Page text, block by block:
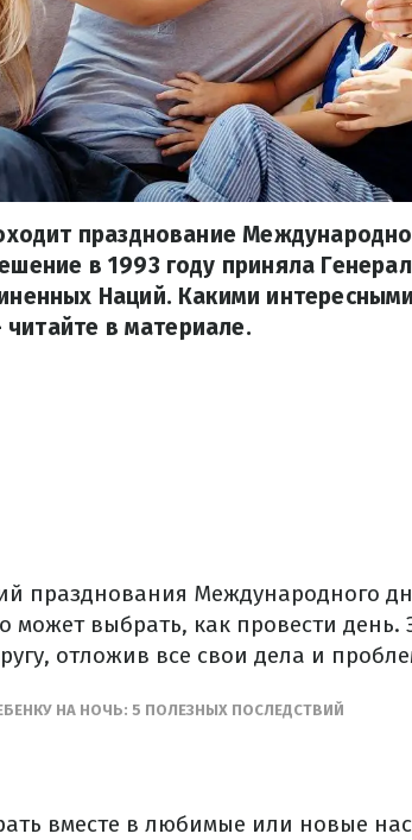
празднование
в 1993 году приняла
Наций. Какими
читайте в материале.
празднования Международного
может выбрать, как провести
отложив все свои дела и
НА НОЧЬ: 5 ПОЛЕЗНЫХ ПОСЛЕДСТВИЙ
вместе в любимые или новые